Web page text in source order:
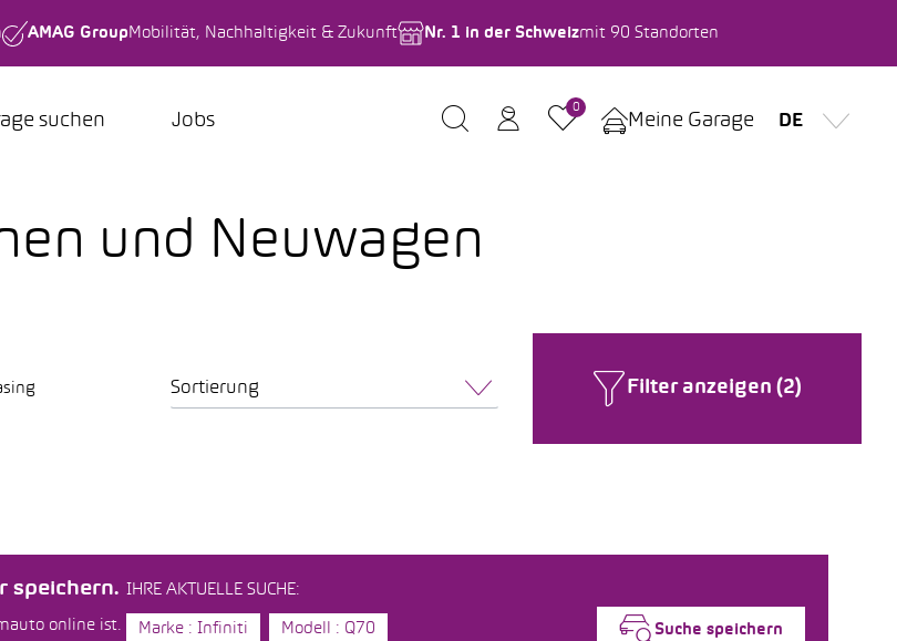
AMAG Group Mobilität, Nachhaltigkeit & Zukunft Nr. 1 in der Schweizmit 90 Standorten
suchen Jobs
0
Meine Garage DE
und Neuwagen
Sortierung Filter anzeigen (2)
speichern.
online ist.
IHRE AKTUELLE SUCHE:
Marke : Infiniti Modell : Q70 Suche speichern